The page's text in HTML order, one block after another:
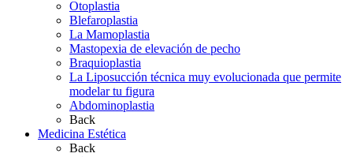
Otoplastia
Blefaroplastia
La Mamoplastia
Mastopexia de elevación de pecho
Braquioplastia
La Liposucción técnica muy evolucionada que permite
modelar tu figura
Abdominoplastia
Back
Medicina Estética
Back